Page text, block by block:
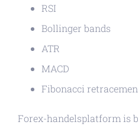
RSI
Bollinger bands
ATR
MACD
Fibonacci
Forex-handelsplatform is